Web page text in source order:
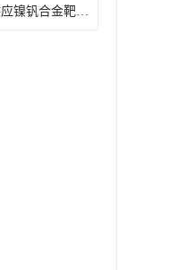
镍钒合金靶_供应镍钒合金靶_镍钒合金靶厂家